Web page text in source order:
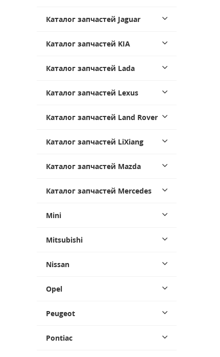
Каталог запчастей Jaguar
Каталог запчастей KIA
Каталог запчастей Lada
Каталог запчастей Lexus
Каталог запчастей Land Rover
Каталог запчастей LiXiang
Каталог запчастей Mazda
Каталог запчастей Mercedes
Mini
Mitsubishi
Nissan
Opel
Peugeot
Pontiac